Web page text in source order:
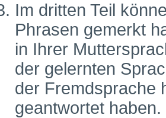
Im dritten Teil
Phrasen gemerkt
in Ihrer
der gelernten
der Fremdsprache
geantwortet haben.